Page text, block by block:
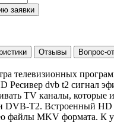
заявки
Отзывы Вопрос-
телевизионных
Ресивер dvb t2 сигнал
TV каналы, которые
DVB-T2. Встроенный HD
файлы MKV формата. К